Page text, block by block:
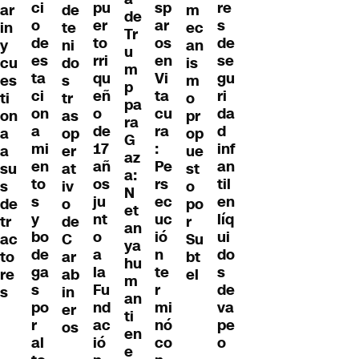
ar
in
y
cu
es
ti
on
a
a
su
s
de
tr
ac
to
re
s
ci
o
de
es
ta
ci
on
a
mi
en
to
s
y
bo
de
ga
s
po
r
al
de
te
ni
do
s
tr
as
op
er
at
iv
o
de
C
ar
ab
in
er
os
pu
er
to
rri
qu
eñ
o
de
17
añ
os
ju
nt
o
a
la
Fu
nd
ac
ió
de
Tr
u
m
p
pa
ra
G
az
a:
N
et
an
ya
hu
m
an
ti
en
e
sp
ar
os
en
Vi
ta
cu
ra
:
Pe
rs
ec
uc
ió
n
te
r
mi
nó
co
m
ec
an
is
m
o
pr
op
ue
st
o
po
r
Su
bt
el
re
s
de
se
gu
ri
da
d
inf
an
til
en
líq
ui
do
s
de
va
pe
o